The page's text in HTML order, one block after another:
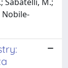
Nobile-